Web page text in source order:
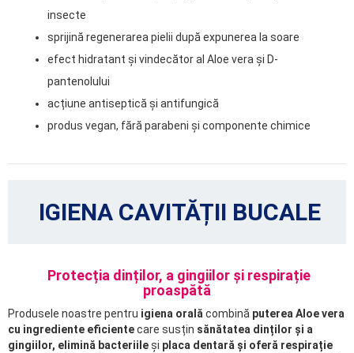
insecte
sprijină regenerarea pielii după expunerea la soare
efect hidratant și vindecător al Aloe vera și D-
pantenolului
acțiune antiseptică și antifungică
produs vegan, fără parabeni și componente chimice
IGIENA CAVITĂȚII BUCALE
Protecția dinților, a gingiilor și respirație
proaspătă
Produsele noastre pentru igiena oralăcombină puterea Aloe vera
cu ingrediente eficientecare susțin sănătatea dinților și a
gingiilor, elimină bacteriileși placa dentară și oferă respirație